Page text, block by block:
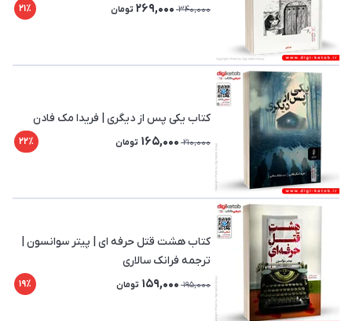
340,000
269,000 تومان 21٪
کتاب یکی پس از دیگری | فریدا مک فادن
210,000
165,000 تومان 22٪
کتاب هشت قتل حرفه ای | پیتر سوانسون |
ترجمه فرانک سالاری
195,000
159,000 تومان 19٪